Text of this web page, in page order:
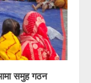
समुह गठन